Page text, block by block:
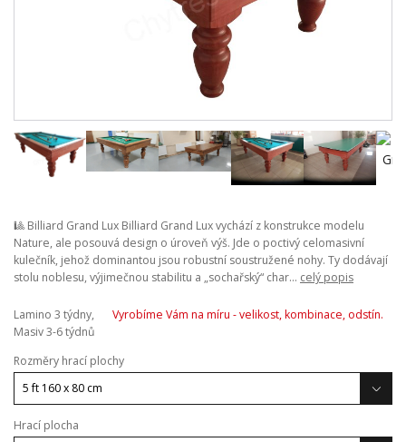
🎱 Billiard Grand Lux Billiard Grand Lux vychází z konstrukce modelu
Nature, ale posouvá design o úroveň výš. Jde o poctivý celomasivní
kulečník, jehož dominantou jsou robustní soustružené nohy. Ty dodávají
stolu noblesu, výjimečnou stabilitu a „sochařský“ char... celý popis
Lamino 3 týdny,
Masiv 3-6 týdnů
Vyrobíme Vám na míru - velikost, kombinace, odstín.
Rozměry hrací plochy
Hrací plocha